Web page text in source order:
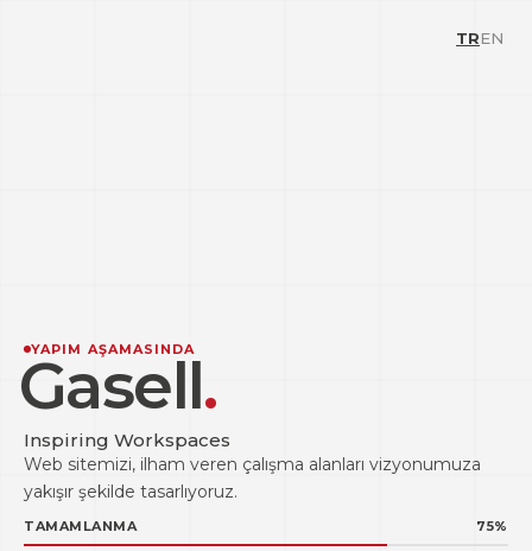
TREN
YAPIM AŞAMASINDA
Gasell.
Inspiring Workspaces
Web sitemizi, ilham veren çalışma alanları vizyonumuza
yakışır şekilde tasarlıyoruz.
TAMAMLANMA 75%